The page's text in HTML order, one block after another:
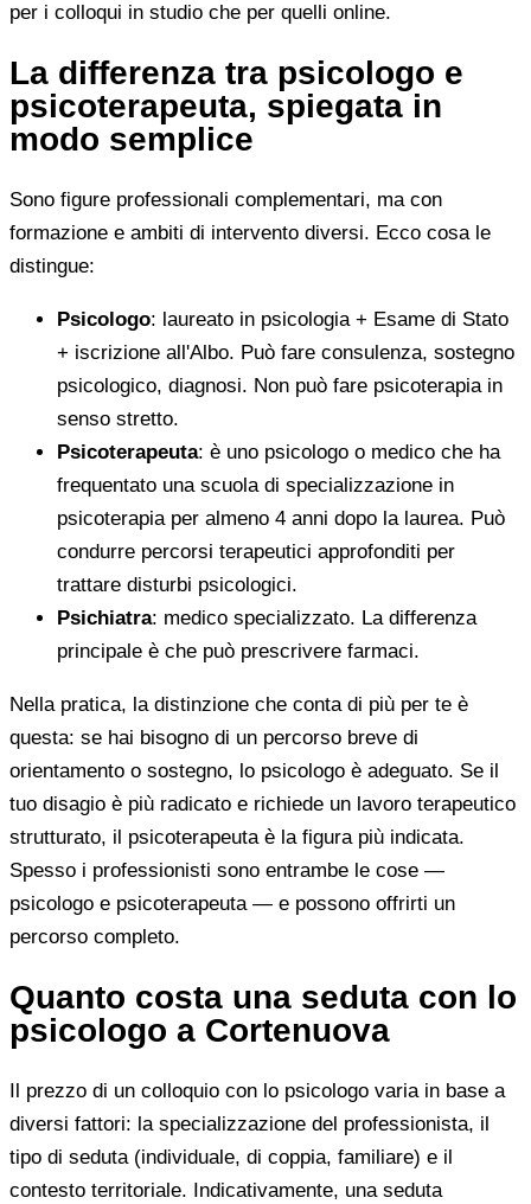
per i colloqui in studio che per quelli online.
La differenza tra psicologo e
psicoterapeuta, spiegata in
modo semplice
Sono figure professionali complementari, ma con
formazione e ambiti di intervento diversi. Ecco cosa le
distingue:
Psicologo: laureato in psicologia + Esame di Stato
+ iscrizione all'Albo. Può fare consulenza, sostegno
psicologico, diagnosi. Non può fare psicoterapia in
senso stretto.
Psicoterapeuta: è uno psicologo o medico che ha
frequentato una scuola di specializzazione in
psicoterapia per almeno 4 anni dopo la laurea. Può
condurre percorsi terapeutici approfonditi per
trattare disturbi psicologici.
Psichiatra: medico specializzato. La differenza
principale è che può prescrivere farmaci.
Nella pratica, la distinzione che conta di più per te è
questa: se hai bisogno di un percorso breve di
orientamento o sostegno, lo psicologo è adeguato. Se il
tuo disagio è più radicato e richiede un lavoro terapeutico
strutturato, il psicoterapeuta è la figura più indicata.
Spesso i professionisti sono entrambe le cose —
psicologo e psicoterapeuta — e possono offrirti un
percorso completo.
Quanto costa una seduta con lo
psicologo a Cortenuova
Il prezzo di un colloquio con lo psicologo varia in base a
diversi fattori: la specializzazione del professionista, il
tipo di seduta (individuale, di coppia, familiare) e il
contesto territoriale. Indicativamente, una seduta